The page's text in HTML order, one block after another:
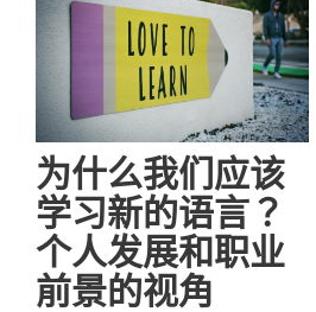
为什么我们应该
学习新的语言？
个人发展和职业
前景的视角